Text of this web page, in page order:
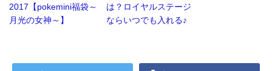
2017【pokemini福袋～
月光の女神～】
は？ロイヤルステージ
ならいつでも入れる♪